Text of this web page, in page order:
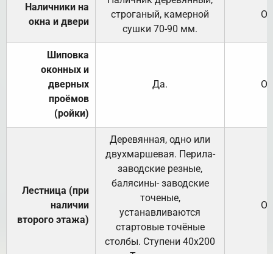
Наличники на
окна и двери
строганый, камерной
сушки 70-90 мм.
Шиповка
оконных и
дверных
проёмов
(ройки)
Да.
Лестница (при
наличии
второго этажа)
Деревянная, одно или
двухмаршевая. Перила-
заводские резные,
балясины- заводские
точеные,
устанавливаются
стартовые точёные
столбы. Ступени 40х200